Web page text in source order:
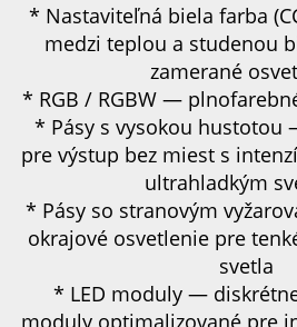
* Nastaviteľná biela farba
medzi teplou a studenou
zamerané
* RGB / RGBW —
* Pásy s vysokou hustotou
pre výstup bez miest s
ultrahladkým
* Pásy so stranovým
okrajové osvetlenie pre
svetla
* LED moduly —
moduly optimalizované pre